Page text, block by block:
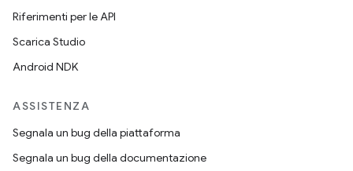
Riferimenti per le API
Scarica Studio
Android NDK
ASSISTENZA
Segnala un bug della piattaforma
Segnala un bug della documentazione